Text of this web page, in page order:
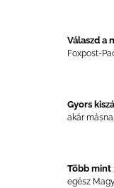
Válaszd a
Foxpost-
Gyors
akár
Több mint
egész